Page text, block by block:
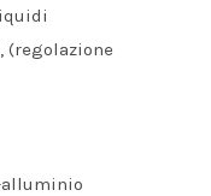
(regolazione
alluminio